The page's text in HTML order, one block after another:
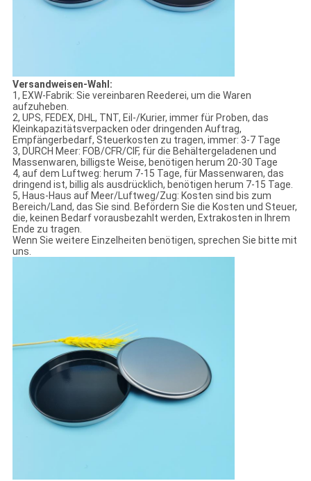
Versandweisen-Wahl:
1, EXW-Fabrik: Sie vereinbaren Reederei, um die Waren
aufzuheben.
2, UPS, FEDEX, DHL, TNT, Eil-/Kurier, immer für Proben, das
Kleinkapazitätsverpacken oder dringenden Auftrag,
Empfängerbedarf, Steuerkosten zu tragen, immer: 3-7 Tage
3, DURCH Meer: FOB/CFR/CIF, für die Behältergeladenen und
Massenwaren, billigste Weise, benötigen herum 20-30 Tage
4, auf dem Luftweg: herum 7-15 Tage, für Massenwaren, das
dringend ist, billig als ausdrücklich, benötigen herum 7-15 Tage.
5, Haus-Haus auf Meer/Luftweg/Zug: Kosten sind bis zum
Bereich/Land, das Sie sind. Befördern Sie die Kosten und Steuer,
die, keinen Bedarf vorausbezahlt werden, Extrakosten in Ihrem
Ende zu tragen.
Wenn Sie weitere Einzelheiten benötigen, sprechen Sie bitte mit
uns.